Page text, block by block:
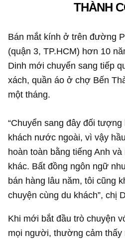
THÀNH
Bán mắt kính ở trên đường
(quận 3, TP.HCM) hơn 10
Dinh mới chuyển sang tiếp
xách, quần áo ở chợ Bến
một tháng.
“Chuyển sang đây đối
khách nước ngoài, vì vậy
hoàn toàn bằng tiếng Anh
khác. Bất đồng ngôn ngữ
bán hàng lâu năm, tôi cũng
chuyện cùng du khách”, chị
Khi mới bắt đầu trò chuyện
mọi người, thường cảm